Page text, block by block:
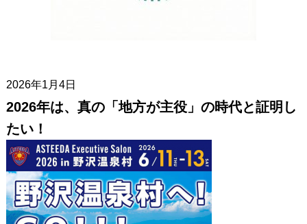
2026年1月4日
2026年は、真の「地方が主役」の時代と証明し
たい！